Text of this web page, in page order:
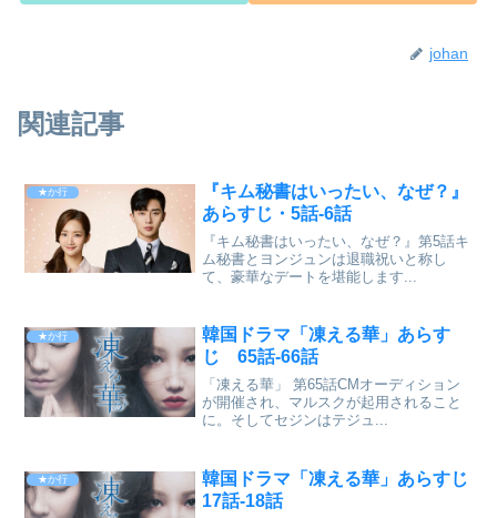
johan
関連記事
★か行
『キム秘書はいったい、なぜ？』
あらすじ・5話-6話
『キム秘書はいったい、なぜ？』第5話キ
ム秘書とヨンジュンは退職祝いと称し
て、豪華なデートを堪能します...
★か行
韓国ドラマ「凍える華」あらす
じ 65話-66話
「凍える華」 第65話CMオーディション
が開催され、マルスクが起用されること
に。そしてセジンはテジュ...
★か行
韓国ドラマ「凍える華」あらすじ
17話-18話